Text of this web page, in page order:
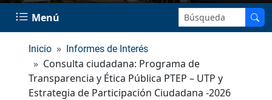
Menú Buscar en el sitio:
Inicio Informes de Interés
Consulta ciudadana: Programa de
Transparencia y Ética Pública PTEP – UTP y
Estrategia de Participación Ciudadana -2026